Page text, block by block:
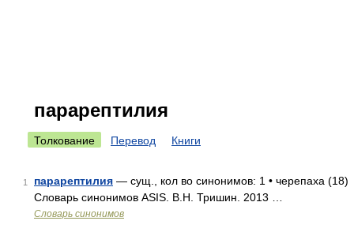
парарептилия
Толкование Перевод Книги
1 парарептилия — сущ., кол во синонимов: 1 • черепаха (18)
Словарь синонимов ASIS. В.Н. Тришин. 2013 …
Словарь синонимов